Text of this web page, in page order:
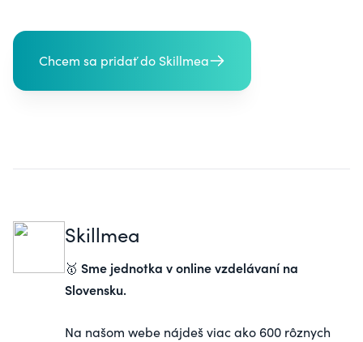
Chcem sa pridať do Skillmea
Skillmea
🥇 Sme jednotka v online vzdelávaní na
Slovensku.
Na našom webe nájdeš viac ako 600 rôznych